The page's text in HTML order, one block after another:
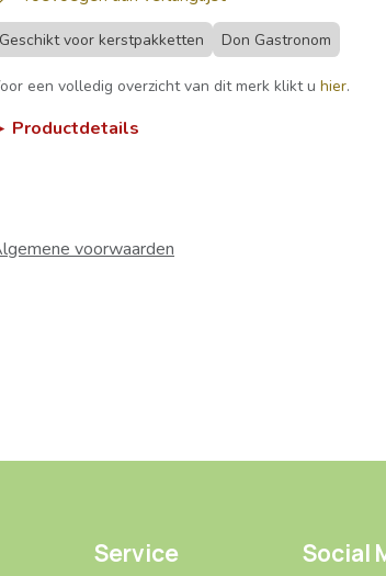
Geschikt voor kerstpakketten Don Gastronom
een volledig overzicht van dit merk klikt u hier.
Productdetails
voorwaarden
Service Social